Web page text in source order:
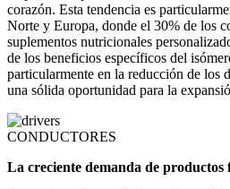
corazón. Esta tendencia es
Norte y Europa, donde el 30% de los
suplementos nutricionales
de los beneficios específicos del
particularmente en la reducción de los
una sólida oportunidad para la
CONDUCTORES
La creciente demanda de productos